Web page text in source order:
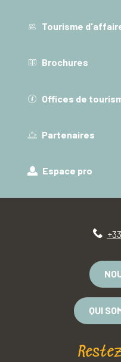
Tourisme
Brochures
Offices de
Partenaires
Espace pro
QUI